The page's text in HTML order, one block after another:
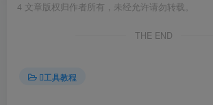
4 文章版权归作者所有，未经允许请勿转载。
THE END
工具教程